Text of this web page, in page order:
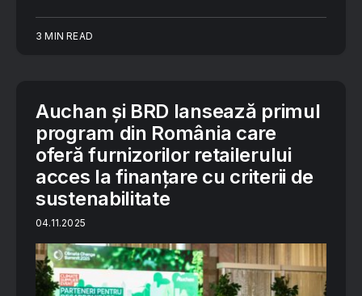
3 MIN READ
Auchan și BRD lansează primul
program din România care
oferă furnizorilor retailerului
acces la finanțare cu criterii de
sustenabilitate
04.11.2025